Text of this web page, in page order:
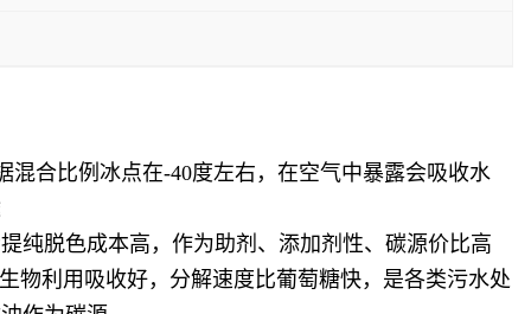
混合比例冰点在-40度左右，在空气中暴露会吸收水
纯脱色成本高，作为助剂、添加剂性、碳源价比高
物利用吸收好，分解速度比葡萄糖快，是各类污水处